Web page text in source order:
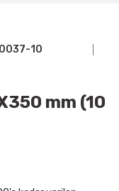
10
mm (10